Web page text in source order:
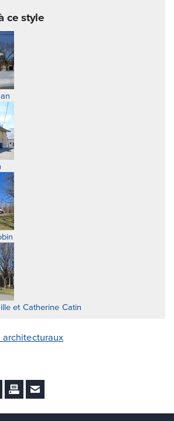
ce style
et Catherine Catin
architecturaux
aux favoris
ImprimerEnvoyer Ã un ami